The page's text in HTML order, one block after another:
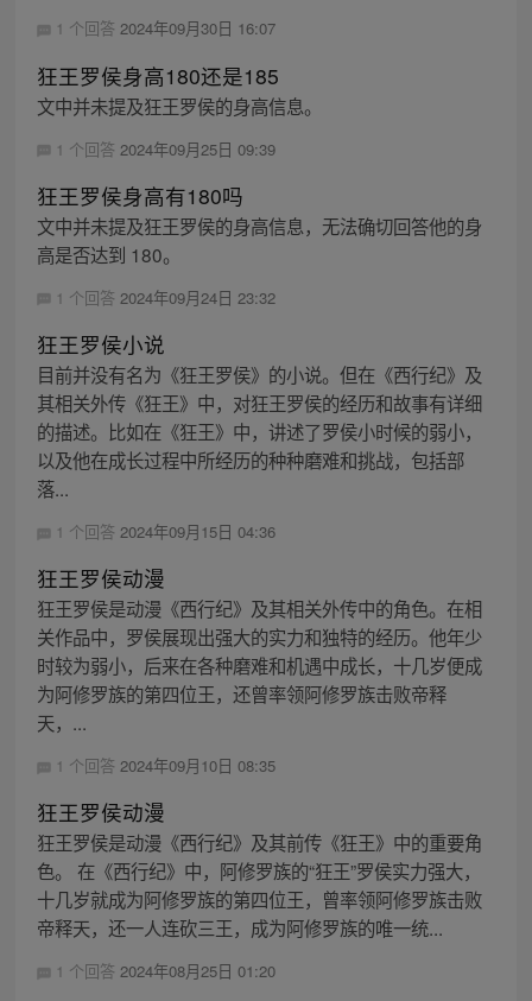
1 个回答 2024年09月30日 16:07
狂王罗侯身高180还是185
文中并未提及狂王罗侯的身高信息。
1 个回答 2024年09月25日 09:39
狂王罗侯身高有180吗
文中并未提及狂王罗侯的身高信息，无法确切回答他的身
高是否达到 180。
1 个回答 2024年09月24日 23:32
狂王罗侯小说
目前并没有名为《狂王罗侯》的小说。但在《西行纪》及
其相关外传《狂王》中，对狂王罗侯的经历和故事有详细
的描述。比如在《狂王》中，讲述了罗侯小时候的弱小，
以及他在成长过程中所经历的种种磨难和挑战，包括部
落...
1 个回答 2024年09月15日 04:36
狂王罗侯动漫
狂王罗侯是动漫《西行纪》及其相关外传中的角色。在相
关作品中，罗侯展现出强大的实力和独特的经历。他年少
时较为弱小，后来在各种磨难和机遇中成长，十几岁便成
为阿修罗族的第四位王，还曾率领阿修罗族击败帝释
天，...
1 个回答 2024年09月10日 08:35
狂王罗侯动漫
狂王罗侯是动漫《西行纪》及其前传《狂王》中的重要角
色。 在《西行纪》中，阿修罗族的“狂王”罗侯实力强大，
十几岁就成为阿修罗族的第四位王，曾率领阿修罗族击败
帝释天，还一人连砍三王，成为阿修罗族的唯一统...
1 个回答 2024年08月25日 01:20